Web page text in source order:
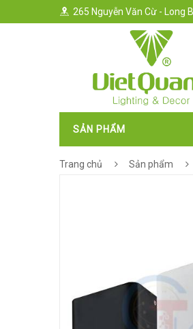
265 Nguyễn Văn Cừ - Long
SẢN PHẨM
Trang chủ Sản phẩm